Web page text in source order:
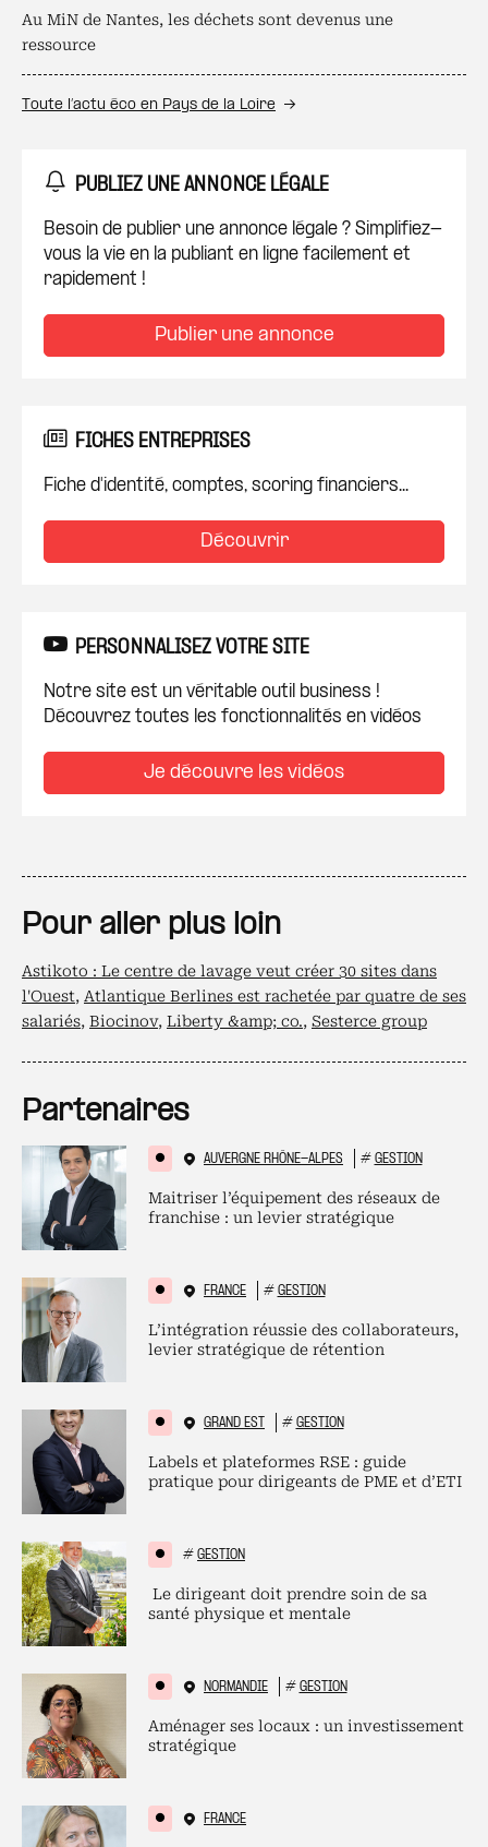
Au MiN de Nantes, les déchets sont devenus une
ressource
Toute l’actu éco en Pays de la Loire
PUBLIEZ UNE ANNONCE LÉGALE
Besoin de publier une annonce légale ? Simplifiez-
vous la vie en la publiant en ligne facilement et
rapidement !
Publier une annonce
FICHES ENTREPRISES
Fiche d'identité, comptes, scoring financiers...
Découvrir
PERSONNALISEZ VOTRE SITE
Notre site est un véritable outil business !
Découvrez toutes les fonctionnalités en vidéos
Je découvre les vidéos
Pour aller plus loin
Astikoto : Le centre de lavage veut créer 30 sites dans
l'Ouest, Atlantique Berlines est rachetée par quatre de ses
salariés, Biocinov, Liberty &amp; co., Sesterce group
Partenaires
AUVERGNE RHÔNE-ALPES # GESTION
Maitriser l’équipement des réseaux de
franchise : un levier stratégique
FRANCE # GESTION
L’intégration réussie des collaborateurs,
levier stratégique de rétention
GRAND EST # GESTION
Labels et plateformes RSE : guide
pratique pour dirigeants de PME et d’ETI
# GESTION
Le dirigeant doit prendre soin de sa
santé physique et mentale
NORMANDIE # GESTION
Aménager ses locaux : un investissement
stratégique
FRANCE